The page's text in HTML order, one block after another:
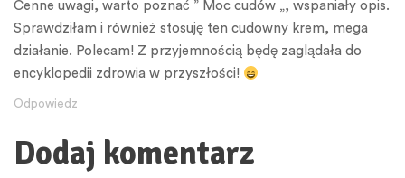
Cenne uwagi, warto poznać ” Moc cudów „, wspaniały opis.
Sprawdziłam i również stosuję ten cudowny krem, mega
działanie. Polecam! Z przyjemnością będę zaglądała do
encyklopedii zdrowia w przyszłości!
Odpowiedz
Dodaj komentarz